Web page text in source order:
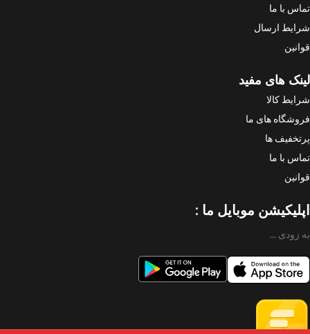
تماس با ما
شرایط ارسال
قوانین
لینک های مفید
شرایط کالا
فروشگاه های ما
پرتخفیف ها
تماس با ما
قوانین
اپلیکیشن موبایل ما :
به زودی ...